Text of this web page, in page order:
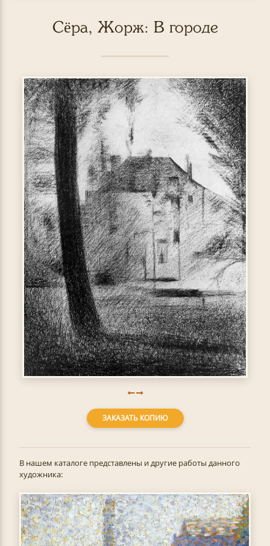
Сёра, Жорж: В городе
ЗАКАЗАТЬ КОПИЮ
В нашем каталоге представлены и другие работы данного
художника: